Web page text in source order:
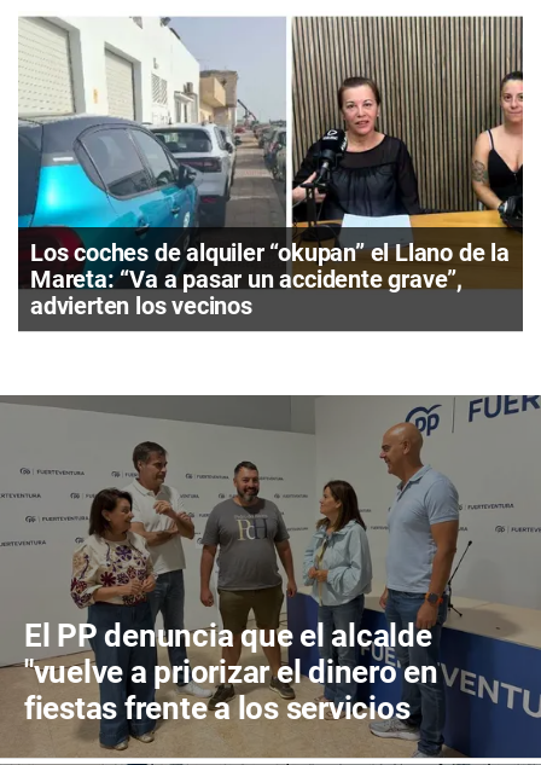
Los coches de alquiler “okupan” el Llano de la
Mareta: “Va a pasar un accidente grave”,
advierten los vecinos
El PP denuncia que el alcalde
"vuelve a priorizar el dinero en
fiestas frente a los servicios
públicos"